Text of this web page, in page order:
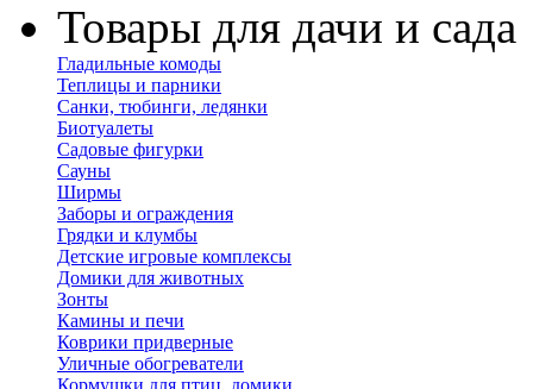
Товары для дачи и сада
Гладильные комоды
Теплицы и парники
Санки, тюбинги, ледянки
Биотуалеты
Садовые фигурки
Сауны
Ширмы
Заборы и ограждения
Грядки и клумбы
Детские игровые комплексы
Домики для животных
Зонты
Камины и печи
Коврики придверные
Уличные обогреватели
Кормушки для птиц, домики